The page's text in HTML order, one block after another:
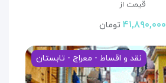
قیمت از
۴۱,۸۹۰,۰۰۰ تومان
نقد و اقساط - معراج - تابستان